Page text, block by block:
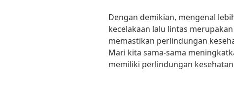
Dengan demikian, mengenal
kecelakaan lalu lintas
memastikan perlindungan
Mari kita sama-sama
memiliki perlindungan